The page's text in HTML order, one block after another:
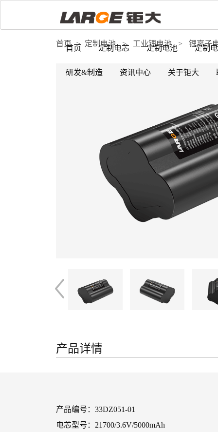
首页 定制电芯 定制电池 定制
研发&制造 资讯中心 关于钜大
首页 > 定制电池 > 工业锂电池 > 锂离子
产品详情
产品编号：33DZ051-01
电芯型号：21700/3.6V/5000mAh